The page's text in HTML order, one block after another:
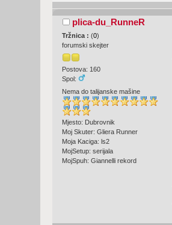
plica-du_RunneR
Tržnica :(0)
forumski skejter
Postova: 160
Spol:
Nema do talijanske mašine
Mjesto: Dubrovnik
Moj Skuter: Gliera Runner
Moja Kaciga: ls2
MojSetup: serijala
MojSpuh: Giannelli rekord